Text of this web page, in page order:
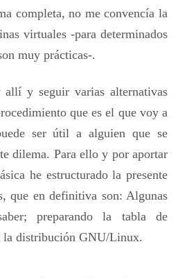
completa, no me convencía la
virtuales -para determinados
muy prácticas-.
allí y seguir varias alternativas
que es el que voy a
ser útil a alguien que se
dilema. Para ello y por aportar
he estructurado la presente
que en definitiva son: Algunas
preparando la tabla de
la distribución GNU/Linux.